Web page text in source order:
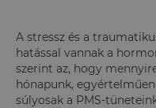
A stressz és a
hatással vannak a
szerint az, hogy
hónapunk,
súlyosak a PMS-